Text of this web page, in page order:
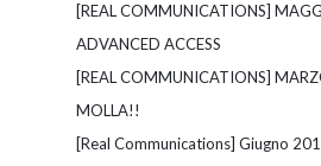
[REAL COMMUNICATIONS]
ADVANCED ACCESS
[REAL COMMUNICATIONS]
MOLLA!!
[Real Communications] Giugno